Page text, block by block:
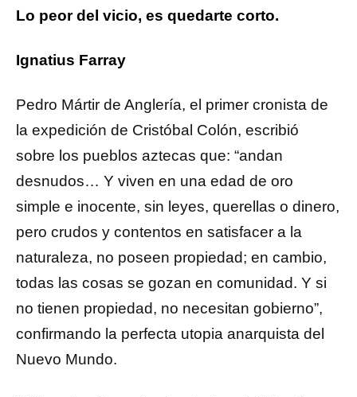
Lo peor del vicio, es quedarte corto.
Ignatius Farray
Pedro Mártir de Anglería, el primer cronista de
la expedición de Cristóbal Colón, escribió
sobre los pueblos aztecas que: “andan
desnudos… Y viven en una edad de oro
simple e inocente, sin leyes, querellas o dinero,
pero crudos y contentos en satisfacer a la
naturaleza, no poseen propiedad; en cambio,
todas las cosas se gozan en comunidad. Y si
no tienen propiedad, no necesitan gobierno”,
confirmando la perfecta utopia anarquista del
Nuevo Mundo.